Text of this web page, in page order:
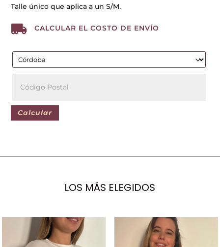
Talle único que aplica a un S/M.
 CALCULAR EL COSTO DE ENVÍO
Calcular
LOS MÁS ELEGIDOS